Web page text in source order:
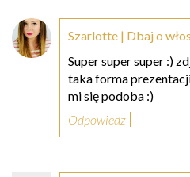
Szarlotte | Dbaj o
Super super super :)
taka forma
mi się podoba :)
Odpowiedz